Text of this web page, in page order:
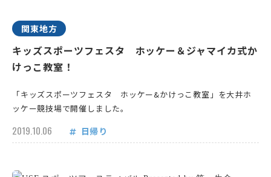
関東地方
キッズスポーツフェスタ ホッケー＆ジャマイカ式か
けっこ教室！
「キッズスポーツフェスタ ホッケー&かけっこ教室」を大井ホ
ッケー競技場で開催しました。
2019.10.06 日帰り